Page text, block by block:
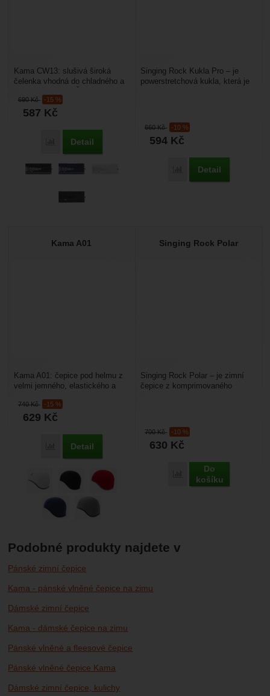
690Kč -15 %
587 Kč
Porovnat
Detail
Kama CW13: slušivá široká
čelenka vhodná do chladného a
úpravu NANOtech,...
660Kč -10 %
594 Kč
Porovnat
Detail
Singing Rock Kukla Pro – je
powerstretchová kukla, která je
Kama A01
740Kč -15 %
629 Kč
Porovnat
Detail
Kama A01: čepice pod helmu z
velmi jemného, elastického a
Tecnostretch –
240g.PONTETORTO...
Singing Rock Polar
700Kč -10 %
630 Kč
Porovnat
Do
košíku
Singing Rock Polar – je zimní
čepice z komprimovaného
Podobné produkty najdete v
Pánské zimní čepice
Kama - pánské vlněné čepice na zimu
Dámské zimní čepice
Kama - dámské čepice na zimu
Pánské vlněné a fleesové čepice
Pánské vlněné čepice Kama
Dámské zimní čepice, kulichy